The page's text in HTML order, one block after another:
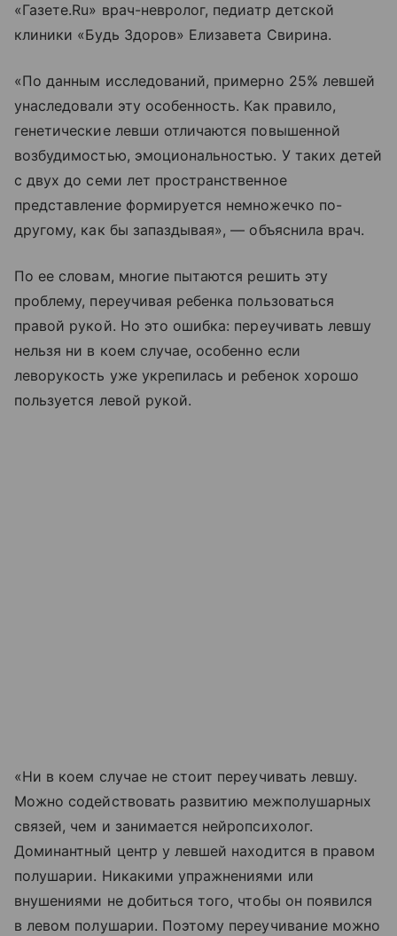
«Газете.Ru» врач-невролог, педиатр детской
клиники «Будь Здоров» Елизавета Свирина.
«По данным исследований, примерно 25% левшей
унаследовали эту особенность. Как правило,
генетические левши отличаются повышенной
возбудимостью, эмоциональностью. У таких детей
с двух до семи лет пространственное
представление формируется немножечко по-
другому, как бы запаздывая», — объяснила врач.
По ее словам, многие пытаются решить эту
проблему, переучивая ребенка пользоваться
правой рукой. Но это ошибка: переучивать левшу
нельзя ни в коем случае, особенно если
леворукость уже укрепилась и ребенок хорошо
пользуется левой рукой.
«Ни в коем случае не стоит переучивать левшу.
Можно содействовать развитию межполушарных
связей, чем и занимается нейропсихолог.
Доминантный центр у левшей находится в правом
полушарии. Никакими упражнениями или
внушениями не добиться того, чтобы он появился
в левом полушарии. Поэтому переучивание можно